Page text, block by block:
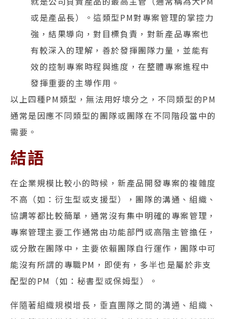
或是產品長）。這類型PM對專案管理的掌控力
強，結果導向，對目標負責，對新產品專案也
有較深入的理解，善於發揮團隊力量，並能有
效的控制專案時程與進度，在整體專案進程中
發揮重要的主導作用。
以上四種PM類型，無法用好壞分之，不同類型的PM
通常是因應不同類型的團隊或團隊在不同階段當中的
需要。
結語
在企業規模比較小的時候，新產品開發專案的複雜度
不高（如：衍生型或支援型），團隊的溝通、組織、
協調等都比較簡單，通常沒有集中明確的專案管理，
專案管理主要工作通常由功能部門或高階主管擔任，
或分散在團隊中，主要依賴團隊自行運作，團隊中可
能沒有所謂的專職PM，即使有，多半也是屬於非支
配型的PM（如：秘書型或保姆型）。
伴隨著組織規模增長，垂直團隊之間的溝通、組織、